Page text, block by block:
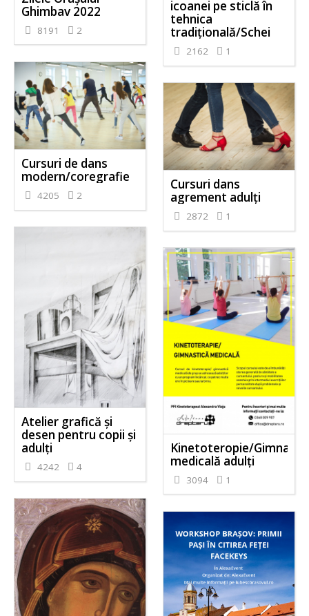
Ghimbav 2022
8191 2
icoanei pe sticlă în
tehnica
tradițională/Schei
2162 1
Cursuri de dans
modern/coregrafie
4205 2
Cursuri dans
agrement adulți
2872 1
Atelier grafică și
desen pentru copii și
adulți
4242 4
Kinetoteropie/
medicală adulți
3094 1